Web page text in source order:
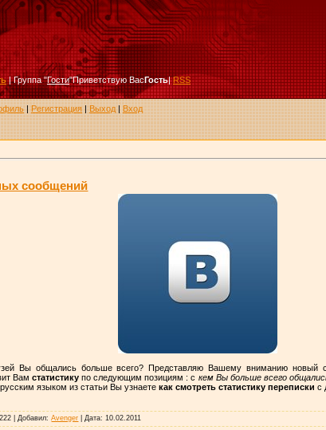
|Группа"Гости"Приветствую ВасГость|RSS
|Регистрация|Выход|Вход
сообщений
Вы общались больше всего? Представляю Вашему вниманию новый
Вам статистикупо следующим позициям : с кем Вы больше всего
русским языком из статьи Вы узнаетекак смотреть статистику перепискис
|Добавил: Avenger |Дата: 10.02.2011